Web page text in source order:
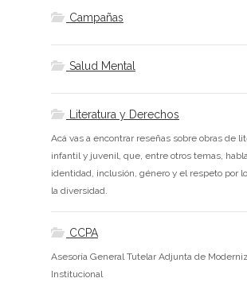
Campañas
Salud Mental
Literatura y Derechos
Acá vas a encontrar reseñas sobre obras de
infantil y juvenil, que, entre otros temas,
identidad, inclusión, género y el respeto por
la diversidad.
CCPA
Asesoría General Tutelar Adjunta de
Institucional